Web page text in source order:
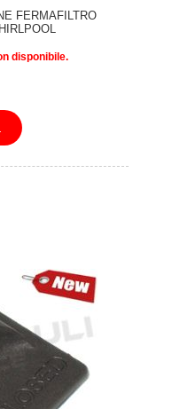
FERMAFILTRO
disponibile.